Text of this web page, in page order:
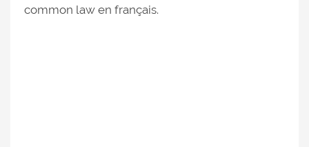
common law en français.